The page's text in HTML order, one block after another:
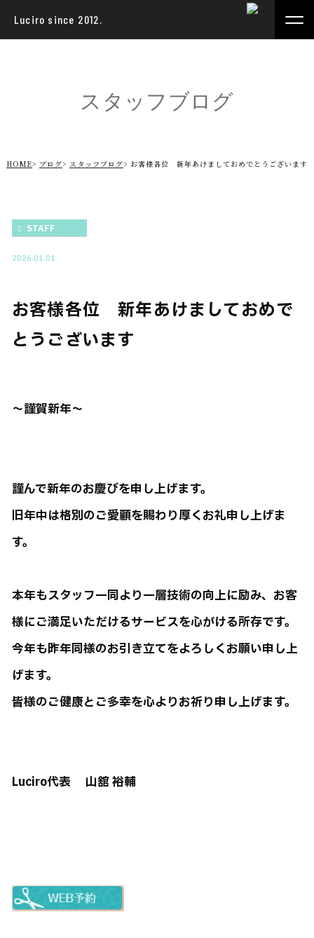
Luciro since 2012.
スタッフブログ
HOME ブログ スタッフブログ お客様各位 新年あけましておめでとうございます
STAFF
2026.01.01
お客様各位 新年あけましておめで
とうございます
～謹賀新年～
謹んで新年のお慶びを申し上げます。
旧年中は格別のご愛顧を賜わり厚くお礼申し上げま
す。
本年もスタッフ一同より一層技術の向上に励み、お客
様にご満足いただけるサービスを心がける所存です。
今年も昨年同様のお引き立てをよろしくお願い申し上
げます。
皆様のご健康とご多幸を心よりお祈り申し上げます。
Luciro代表 山舘 裕輔